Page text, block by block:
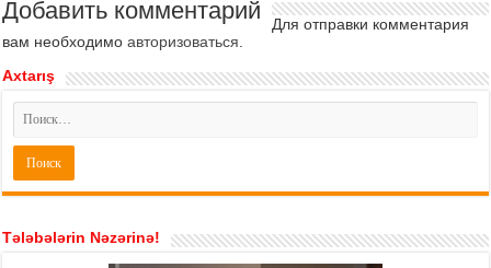
Добавить комментарий
Для отправки комментария
вам необходимоавторизоваться
Axtarış
Tələbələrin Nəzərinə!